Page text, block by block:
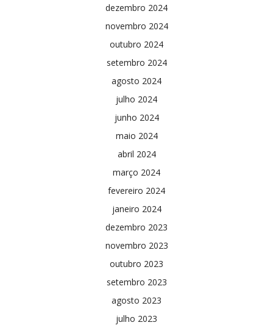
dezembro 2024
novembro 2024
outubro 2024
setembro 2024
agosto 2024
julho 2024
junho 2024
maio 2024
abril 2024
março 2024
fevereiro 2024
janeiro 2024
dezembro 2023
novembro 2023
outubro 2023
setembro 2023
agosto 2023
julho 2023